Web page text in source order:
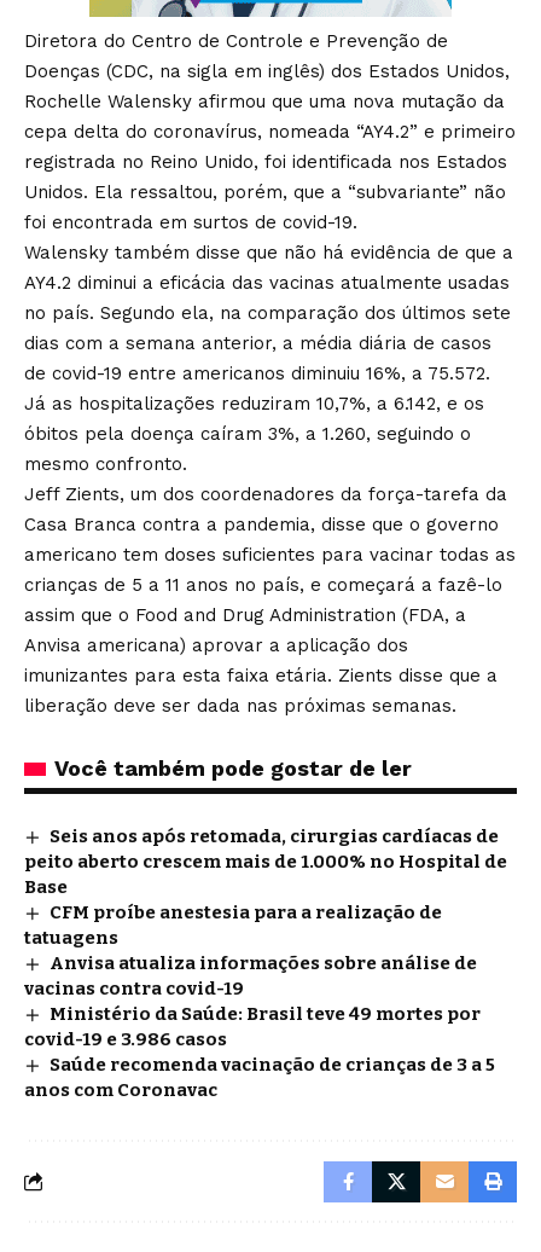
Diretora do Centro de Controle e Prevenção de
Doenças (CDC, na sigla em inglês) dos Estados Unidos,
Rochelle Walensky afirmou que uma nova mutação da
cepa delta do coronavírus, nomeada “AY4.2” e primeiro
registrada no Reino Unido, foi identificada nos Estados
Unidos. Ela ressaltou, porém, que a “subvariante” não
foi encontrada em surtos de covid-19.
Walensky também disse que não há evidência de que a
AY4.2 diminui a eficácia das vacinas atualmente usadas
no país. Segundo ela, na comparação dos últimos sete
dias com a semana anterior, a média diária de casos
de covid-19 entre americanos diminuiu 16%, a 75.572.
Já as hospitalizações reduziram 10,7%, a 6.142, e os
óbitos pela doença caíram 3%, a 1.260, seguindo o
mesmo confronto.
Jeff Zients, um dos coordenadores da força-tarefa da
Casa Branca contra a pandemia, disse que o governo
americano tem doses suficientes para vacinar todas as
crianças de 5 a 11 anos no país, e começará a fazê-lo
assim que o Food and Drug Administration (FDA, a
Anvisa americana) aprovar a aplicação dos
imunizantes para esta faixa etária. Zients disse que a
liberação deve ser dada nas próximas semanas.
Você também pode gostar de ler
Seis anos após retomada, cirurgias cardíacas de
peito aberto crescem mais de 1.000% no Hospital de
Base
CFM proíbe anestesia para a realização de
tatuagens
Anvisa atualiza informações sobre análise de
vacinas contra covid-19
Ministério da Saúde: Brasil teve 49 mortes por
covid-19 e 3.986 casos
Saúde recomenda vacinação de crianças de 3 a 5
anos com Coronavac